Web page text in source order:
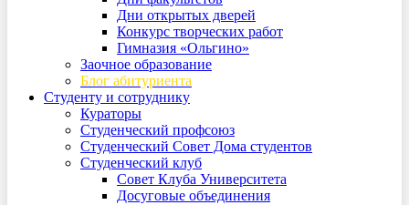
Дни открытых дверей
Конкурс творческих работ
Гимназия «Ольгино»
Заочное образование
Блог абитуриента
Студенту и сотруднику
Кураторы
Студенческий профсоюз
Студенческий Совет Дома студентов
Студенческий клуб
Совет Клуба Университета
Досуговые объединения